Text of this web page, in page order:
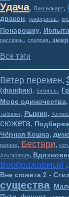
Удача, Пиксельарт,
дракон, гриффиксы,
Понарошку,
рассказы, спидрав,
Все тэги
Ветер перемен,
(фанфик), бикинсы,
Море одиночества,
тыблоки, Рыжик, Космос
сюжета,
Чёрная Кошка,
разное, Бестари,
Альтарялия,
Воображаемый
Вне сюжета 2 -
существа,